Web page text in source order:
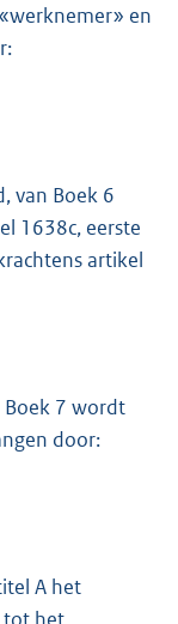
en
van Boek 6
1638c, eerste
artikel
7 wordt
door:
A het